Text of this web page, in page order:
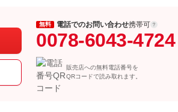
無料 電話でのお問い合わせ携帯可
0078-6043-4724
販売店への無料電話番号を
QRコードで読み取れます。